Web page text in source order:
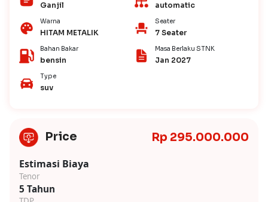
Ganjil automatic
Warna
HITAM METALIK
Seater
7 Seater
Bahan Bakar
bensin
Masa Berlaku STNK
Jan 2027
Type
suv
Price Rp 295.000.000
Estimasi Biaya
Tenor
5 Tahun